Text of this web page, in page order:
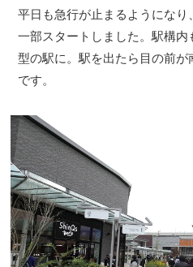
平日も急行が止まるようになり
一部スタートしました。駅構
型の駅に。駅を出たら目の前が
です。